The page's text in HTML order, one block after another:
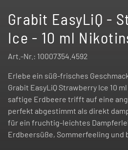
Grabit EasyLiQ -
Ice - 10 ml
Art.-Nr.: 10007354.4592
Erlebe ein süß-frisches
Grabit EasyLiQ Strawberry Ice 10
saftige Erdbeere trifft auf eine
perfekt abgestimmt als direkt
für ein fruchtig-leichtes
Erdbeersüße, Sommerfeeling und